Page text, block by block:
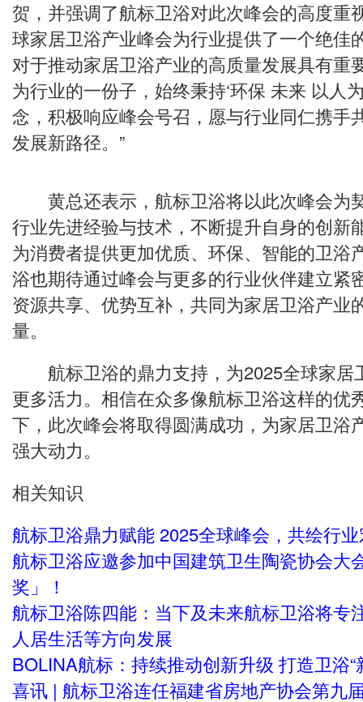
贺，并强调了航标卫浴对此次峰会的高度重
球家居卫浴产业峰会为行业提供了一个绝佳
对于推动家居卫浴产业的高质量发展具有重
为行业的一份子，始终秉持‘环保 未来 以人
念，积极响应峰会号召，愿与行业同仁携手
发展新路径。”
黄总还表示，航标卫浴将以此次峰会为
行业先进经验与技术，不断提升自身的创新
为消费者提供更加优质、环保、智能的卫浴
浴也期待通过峰会与更多的行业伙伴建立紧
资源共享、优势互补，共同为家居卫浴产业
量。
航标卫浴的鼎力支持，为2025全球家居
更多活力。相信在众多像航标卫浴这样的优
下，此次峰会将取得圆满成功，为家居卫浴
强大动力。
相关知识
航标卫浴鼎力赋能 2025全球峰会，共绘行
航标卫浴应邀参加中国建筑卫生陶瓷协会大
奖」！
航标卫浴陈四能：当下及未来航标卫浴将专
人居生活等方向发展
BOLINA航标：持续推动创新升级 打造卫浴“
喜讯 | 航标卫浴连任福建省房地产协会第九